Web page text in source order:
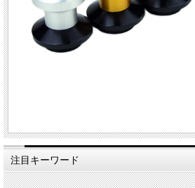
注目キーワード